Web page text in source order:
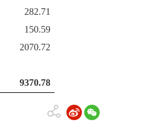
282.71
150.59
2070.72
9370.78